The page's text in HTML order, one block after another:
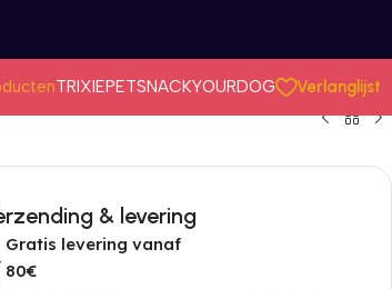
TRIXIEPETSNACKYOURDOG
Verlanglijst
& levering
Gratis levering vanaf
80€